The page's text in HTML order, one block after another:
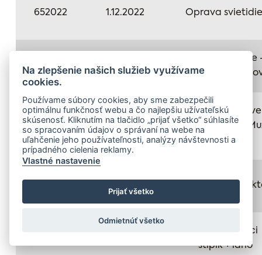
652022 1.12.2022 Oprava
662022 1.12.2022
Grafické práce
tlač, orez
672022 1.12.2022
Polep k výstave
FPU Oleg Šuk:
dom a čln
Vozík pod
Zahradzovaci
stlpik + lano
Na zlepšenie našich služieb využívame
cookies.
Používame súbory cookies, aby sme zabezpečili
optimálnu funkčnosť webu a čo najlepšiu užívateľskú
skúsenosť. Kliknutím na tlačidlo „prijať všetko“ súhlasíte
so spracovaním údajov o správaní na webe na
uľahčenie jeho používateľnosti, analýzy návštevnosti a
prípadného cielenia reklamy.
Vlastné nastavenie
Prijať všetko
Odmietnúť všetko